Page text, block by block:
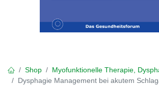
Shop
Myofunktionelle Therapie,
Dysphagie Management bei akutem